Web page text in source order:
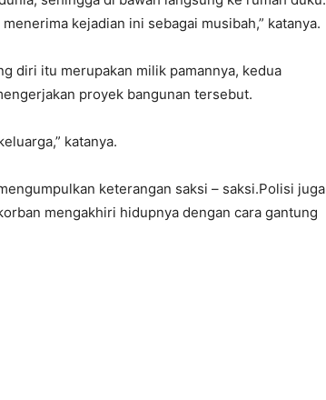
kejadian ini sebagai musibah,” katanya.
diri itu merupakan milik pamannya, kedua
proyek bangunan tersebut.
katanya.
keterangan saksi – saksi.Polisi juga
mengakhiri hidupnya dengan cara gantung